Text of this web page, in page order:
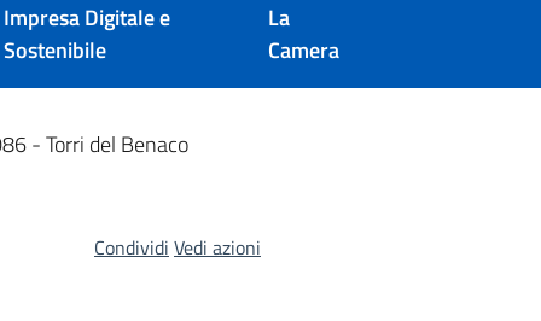
Impresa Digitale e
Sostenibile
La
Camera
- Torri del Benaco
Condividi Vedi azioni